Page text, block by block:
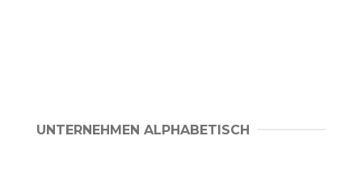
UNTERNEHMEN ALPHABETISCH